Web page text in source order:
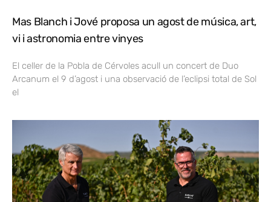
Mas Blanch i Jové proposa un agost de música, art,
vi i astronomia entre vinyes
El celler de la Pobla de Cérvoles acull un concert de Duo
Arcanum el 9 d’agost i una observació de l’eclipsi total de Sol
el